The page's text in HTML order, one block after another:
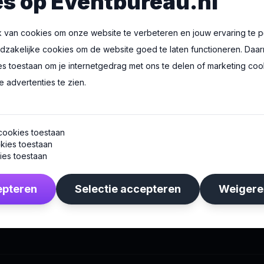
maak van je
7
de sleutel
relaties
2 … Volgende
van cookies om onze website te verbeteren en jouw ervaring te
cookies om de website goed te laten functioneren.
toestaan om je internetgedrag met ons te delen of marketing
advertenties te zien.
toestaan
toestaan
toestaan
Selectie accepteren